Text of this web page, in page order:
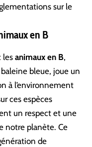
sur le
en B
les animaux en B,
bleue, joue un
à l’environnement
ces espèces
un respect et une
notre planète. Ce
de